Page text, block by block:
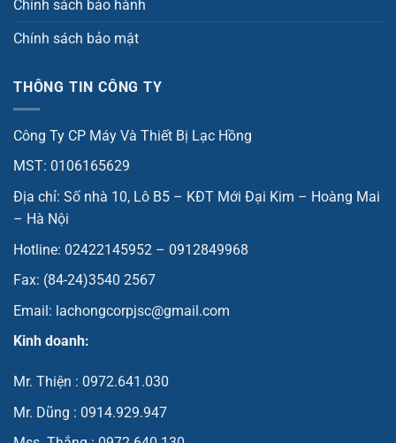
Chính sách bảo hành
Chính sách bảo mật
THÔNG TIN CÔNG TY
Công Ty CP Máy Và Thiết Bị Lạc Hồng
MST: 0106165629
Địa chỉ: Số nhà 10, Lô B5 – KĐT Mới Đại Kim – Hoàng Mai
– Hà Nội
Hotline: 02422145952 – 0912849968
Fax: (84-24)3540 2567
Email: lachongcorpjsc@gmail.com
Kinh doanh:
Mr. Thiện : 0972.641.030
Mr. Dũng : 0914.929.947